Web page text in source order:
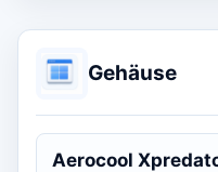
Gehäuse
Aerocool